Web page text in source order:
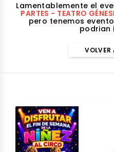
Lamentablemente el
PARTES - TEATRO
pero tenemos
podrian